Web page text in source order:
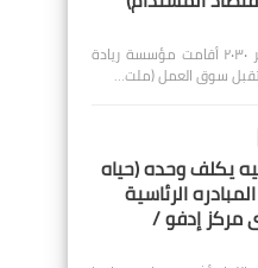
✍️ سهيلة محي على نهج رؤية مصر ٢٠٣٠ أقامت مؤسسة ريادة
يكلف وحده (حياه
الرئاسية
مركز إدفو /